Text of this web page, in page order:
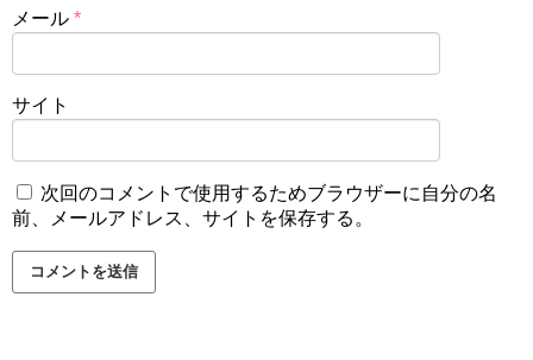
メール *
サイト
次回のコメントで使用するためブラウザーに自分の名
前、メールアドレス、サイトを保存する。